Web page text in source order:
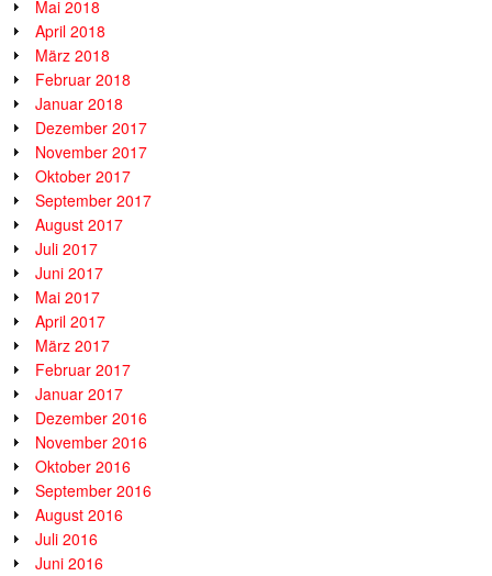
Mai 2018
April 2018
März 2018
Februar 2018
Januar 2018
Dezember 2017
November 2017
Oktober 2017
September 2017
August 2017
Juli 2017
Juni 2017
Mai 2017
April 2017
März 2017
Februar 2017
Januar 2017
Dezember 2016
November 2016
Oktober 2016
September 2016
August 2016
Juli 2016
Juni 2016